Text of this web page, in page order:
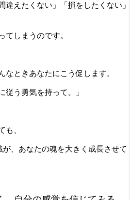
違えたくない」「損をしたくない」
てしまうのです。
なときあなたにこう促します。
従う勇気を持って。」
も、
が、あなたの魂を大きく成長させて